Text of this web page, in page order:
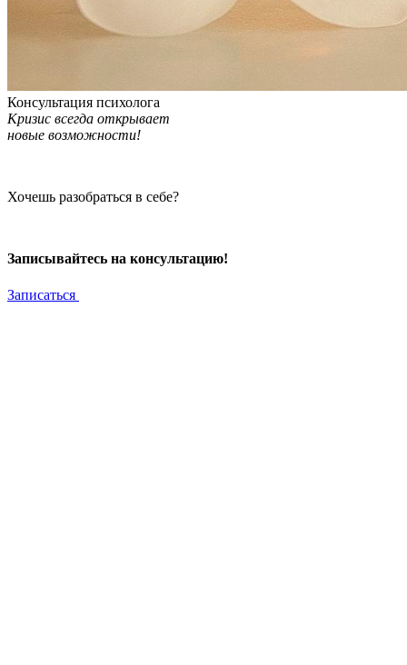
Консультация психолога
Кризис всегда открывает
новые возможности!
Хочешь разобраться в себе?
Записывайтесь на консультацию!
Записаться